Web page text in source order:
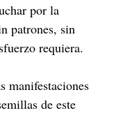
por la
patrones, sin
requiera.
manifestaciones
de este